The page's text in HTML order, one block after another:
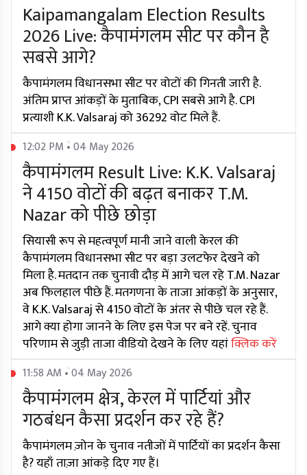
Kaipamangalam Election Results
2026 Live: कैपामंगलम सीट पर कौन है
सबसे आगे?
कैपामंगलम विधानसभा सीट पर वोटों की गिनती जारी है.
अंतिम प्राप्त आंकड़ों के मुताबिक, CPI सबसे आगे है. CPI
प्रत्याशी K.K. Valsaraj को 36292 वोट मिले हैं.
12:02 PM • 04 May 2026
कैपामंगलम Result Live: K.K. Valsaraj
ने 4150 वोटों की बढ़त बनाकर T.M.
Nazar को पीछे छोड़ा
सियासी रूप से महत्वपूर्ण मानी जाने वाली केरल की
कैपामंगलम विधानसभा सीट पर बड़ा उलटफेर देखने को
मिला है. मतदान तक चुनावी दौड़ में आगे चल रहे T.M. Nazar
अब फिलहाल पीछे हैं. मतगणना के ताजा आंकड़ों के अनुसार,
वे K.K. Valsaraj से 4150 वोटों के अंतर से पीछे चल रहे हैं.
आगे क्या होगा जानने के लिए इस पेज पर बने रहें. चुनाव
परिणाम से जुड़ी ताजा वीडियो देखने के लिए यहांक्लिक करें
11:58 AM • 04 May 2026
कैपामंगलम क्षेत्र, केरल में पार्टियां और
गठबंधन कैसा प्रदर्शन कर रहे हैं?
कैपामंगलम ज़ोन के चुनाव नतीजों में पार्टियों का प्रदर्शन कैसा
है? यहाँ ताज़ा आंकड़े दिए गए हैं।